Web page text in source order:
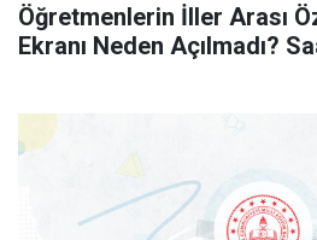
Öğretmenlerin İller Arası
Ekranı Neden Açılmadı?